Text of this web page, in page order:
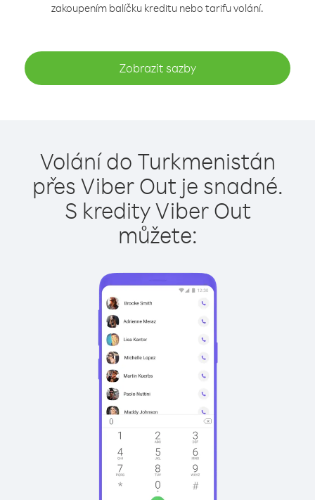
zakoupením balíčku kreditu nebo tarifu volání.
Zobrazit sazby
Volání do Turkmenistán
přes Viber Out je snadné.
S kredity Viber Out
můžete: